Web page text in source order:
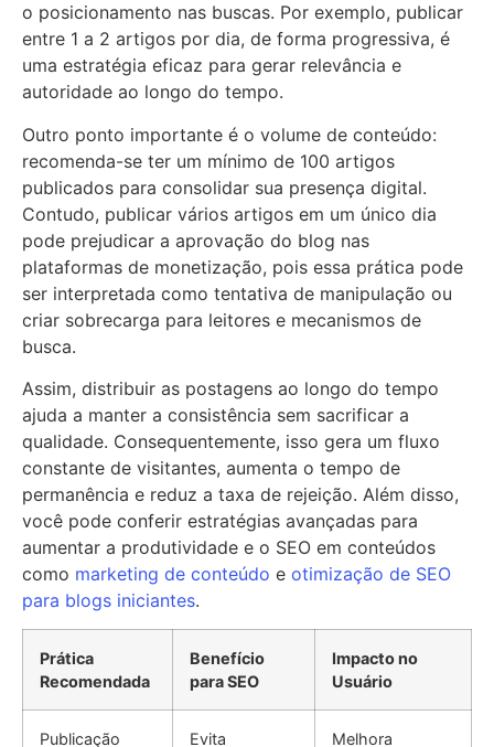
o posicionamento nas buscas. Por exemplo, publicar
entre 1 a 2 artigos por dia, de forma progressiva, é
uma estratégia eficaz para gerar relevância e
autoridade ao longo do tempo.
Outro ponto importante é o volume de conteúdo:
recomenda-se ter um mínimo de 100 artigos
publicados para consolidar sua presença digital.
Contudo, publicar vários artigos em um único dia
pode prejudicar a aprovação do blog nas
plataformas de monetização, pois essa prática pode
ser interpretada como tentativa de manipulação ou
criar sobrecarga para leitores e mecanismos de
busca.
Assim, distribuir as postagens ao longo do tempo
ajuda a manter a consistência sem sacrificar a
qualidade. Consequentemente, isso gera um fluxo
constante de visitantes, aumenta o tempo de
permanência e reduz a taxa de rejeição. Além disso,
você pode conferir estratégias avançadas para
aumentar a produtividade e o SEO em conteúdos
como marketing de conteúdo e otimização de SEO
para blogs iniciantes.
Prática
Recomendada
Benefício
para SEO
Impacto no
Usuário
Publicação
Evita
Melhora